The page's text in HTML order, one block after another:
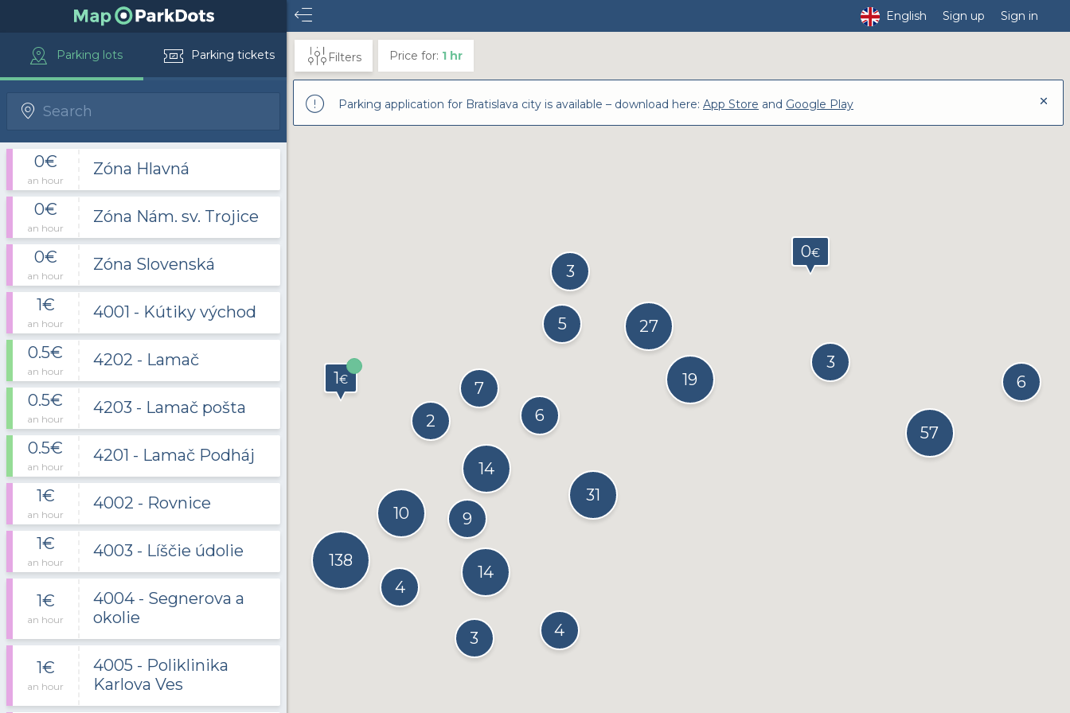
English Sign up Sign in
1€
0€
138
27
7
3
5
6
31
14
19
4
14
4
57
3
3
6
2
10 9
Parking lots Parking tickets
0€
an hour
Zóna Hlavná
0€
an hour
Zóna Nám. sv. Trojice
0€
an hour
Zóna Slovenská
1€
an hour
4001 - Kútiky východ
0.5€
an hour
4202 - Lamač
0.5€
an hour
4203 - Lamač pošta
0.5€
an hour
4201 - Lamač Podháj
1€
an hour
4002 - Rovnice
1€
an hour
4003 - Líščie údolie
1€
an hour
4004 - Segnerova a
okolie
1€
an hour
4005 - Poliklinika
Karlova Ves
Filters Price for: 1 hr
Parking application for Bratislava city is available – download here: App Store and Google Play